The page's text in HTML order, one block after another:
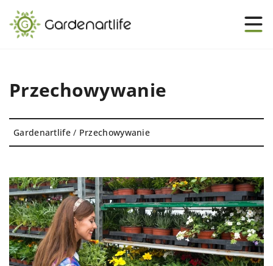
Przechowywanie
Gardenartlife/ Przechowywanie